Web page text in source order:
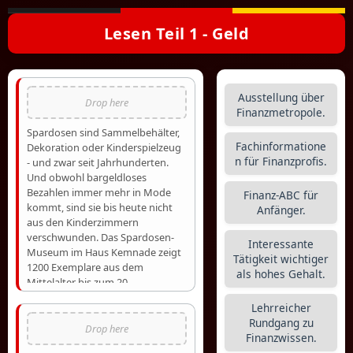
Lesen Teil 1 - Geld
Spardosen sind Sammelbehälter,
Dekoration oder Kinderspielzeug
- und zwar seit Jahrhunderten.
Und obwohl bargeldloses
Bezahlen immer mehr in Mode
kommt, sind sie bis heute nicht
aus den Kinderzimmern
verschwunden. Das Spardosen-
Museum im Haus Kemnade zeigt
1200 Exemplare aus dem
Mittelalter bis zum 20.
sich das Museum der Geschichte
des Geldes. In zwei Räumen sind
Münzen, Scheine und weitere
Ausstellung über
Finanzmetropole.
Fachinformatione
n für Finanzprofis.
Finanz-ABC für
Anfänger.
Interessante
Tätigkeit wichtiger
als hohes Gehalt.
Lehrreicher
Rundgang zu
Finanzwissen.